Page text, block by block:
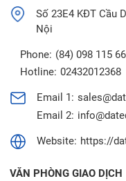
Số 23E4 KĐT Cầu
Nội
Phone: (84) 098 115
Hotline: 02432012368
Email 1:
Email 2:
Website: https://
VĂN PHÒNG GIAO DỊCH